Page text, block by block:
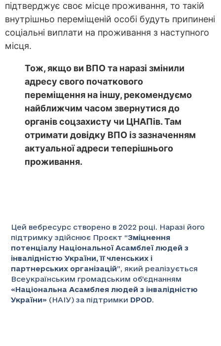
підтверджує своє місце проживання, то такій
внутрішньо переміщеній особі будуть припинені
соціальні виплати на проживання з наступного
місця.
Тож, якщо ви ВПО та наразі змінили
адресу свого початкового
переміщення на іншу, рекомендуємо
найближчим часом звернутися до
органів соцзахисту чи ЦНАПів. Там
отримати довідку ВПО із зазначенням
актуальної адреси теперішнього
проживання.
Цей вебресурс створено в 2022 році. Наразі його
підтримку здійснює Проєкт “Зміцнення
потенціалу Національної Асамблеї людей з
інвалідністю України, її членських і
партнерських організацій”, який реалізується
Всеукраїнським громадським об’єднанням
«Національна Асамблея людей з інвалідністю
України» (НАІУ) за підтримки DPOD.